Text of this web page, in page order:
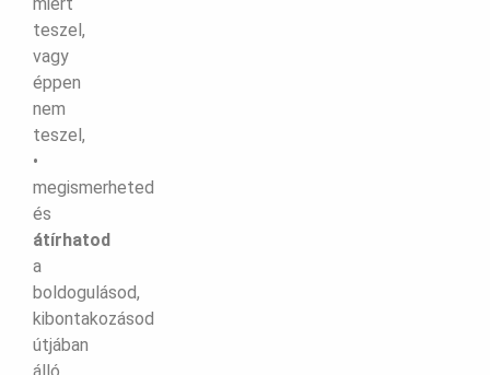
teszel,
vagy
éppen
nem
teszel,
•
megismerheted
és
átírhatod
a
boldogulásod,
kibontakozásod
útjában
álló